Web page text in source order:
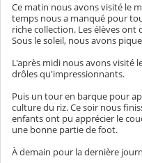
Ce matin nous avons visité le
temps nous a manqué pour
riche collection. Les élèves
Sous le soleil, nous avons
L'après midi nous avons visité
drôles qu'impressionnants.
Puis un tour en barque pour
culture du riz. Ce soir nous
enfants ont pu apprécier le
une bonne partie de foot.
À demain pour la dernière